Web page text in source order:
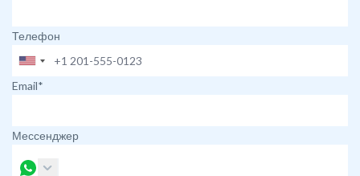
Телефон
Email*
Мессенджер